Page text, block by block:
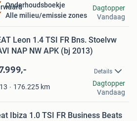
Onderhoudsboekje
Alle milieu/emissie zones
Dagtopper
Vandaag
Leon 1.4 TSI FR Bns. Stoelvw
NAP NW APK (bj 2013)
Details
176.225 km
Dagtopper
Vandaag
Ibiza 1.0 TSI FR Business Beats